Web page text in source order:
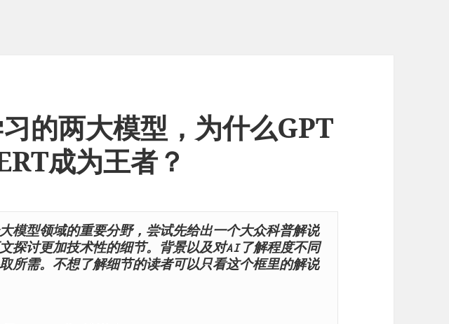
的两大模型，为什么GPT
成为王者？
模型领域的重要分野，尝试先给出一个大众科普解说
探讨更加技术性的细节。背景以及对AI了解程度不同
所需。不想了解细节的读者可以只看这个框里的解说